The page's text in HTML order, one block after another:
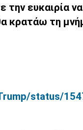
ευκαιρία
κρατάω τη
status/